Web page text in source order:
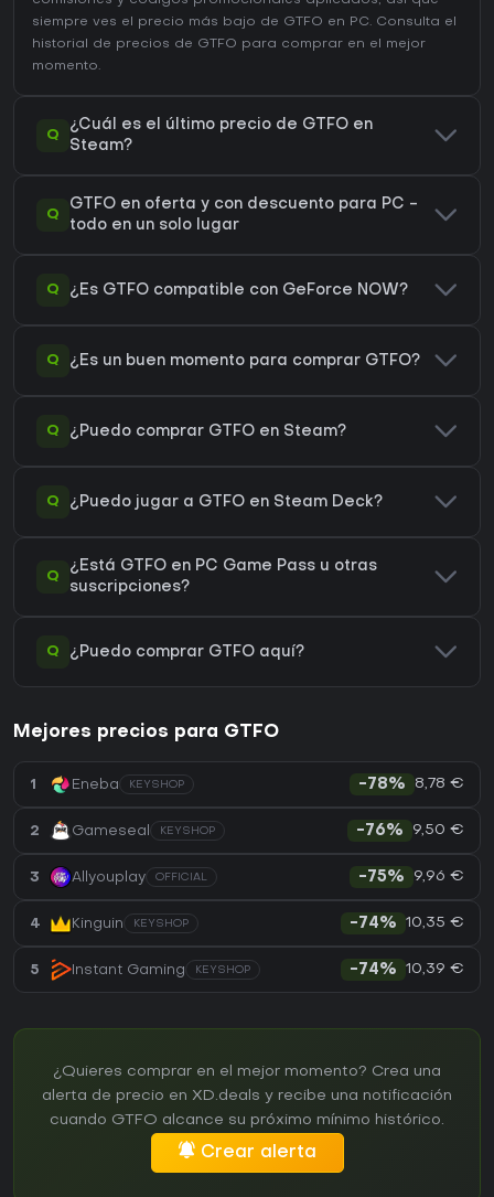
siempre ves el precio más bajo de GTFO en PC. Consulta el
historial de precios de GTFO para comprar en el mejor
momento.
Q
¿Cuál es el último precio de GTFO en
Steam?
Q
GTFO en oferta y con descuento para PC -
todo en un solo lugar
Q ¿Es GTFO compatible con GeForce NOW?
Q ¿Es un buen momento para comprar GTFO?
Q ¿Puedo comprar GTFO en Steam?
Q ¿Puedo jugar a GTFO en Steam Deck?
Q
¿Está GTFO en PC Game Pass u otras
suscripciones?
Q ¿Puedo comprar GTFO aquí?
Mejores precios para GTFO
1 Eneba KEYSHOP -78% 8,78 €
2 Gameseal KEYSHOP -76% 9,50 €
3 Allyouplay OFFICIAL -75% 9,96 €
4 Kinguin KEYSHOP -74% 10,35 €
5 Instant Gaming KEYSHOP -74% 10,39 €
¿Quieres comprar en el mejor momento? Crea una
alerta de precio en XD.deals y recibe una notificación
cuando GTFO alcance su próximo mínimo histórico.
Crear alerta